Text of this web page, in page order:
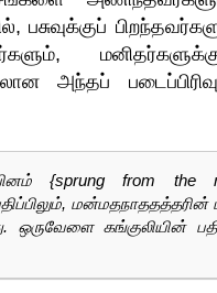
அந்தப்
{sprung from
பதிப்பிலும்,
கங்குலியின்